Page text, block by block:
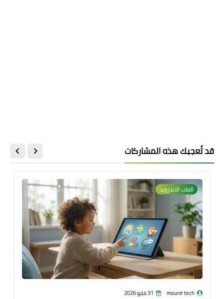
قد تُعجبك هذه المشاركات
العاب الاندرويد
mounir tech 31 مايو 2026